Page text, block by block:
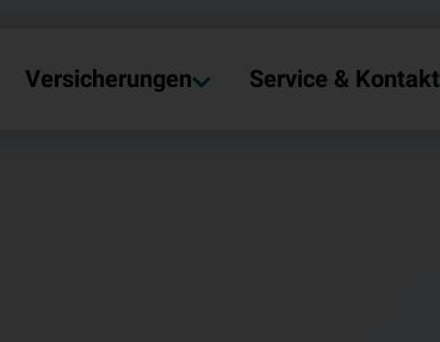
Versicherungen Service & Kontakt